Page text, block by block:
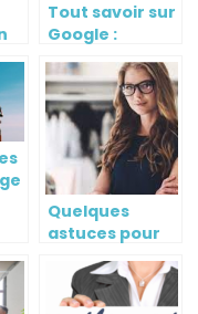
Tout savoir sur
Google :
fondateur,
signification,
bureau
Quelques
astuces pour
devenir
autoentrepreneur
sans diplome